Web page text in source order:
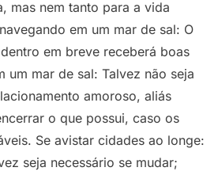
mas nem tanto para a vida
em um mar de sal: O
em breve receberá boas
um mar de sal: Talvez não seja
amoroso, aliás
o que possui, caso os
Se avistar cidades ao longe:
seja necessário se mudar;